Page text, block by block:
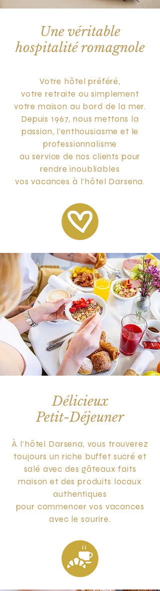
Une véritable
hospitalité romagnole
Votre hôtel préféré,
votre retraite ou simplement
votre maison au bord de la mer.
Depuis 1967, nous mettons la
passion, l'enthousiasme et le
professionnalisme
au service de nos clients pour
rendre inoubliables
vos vacances à l'hôtel Darsena.
Délicieux
Petit-Déjeuner
À l'hôtel Darsena, vous trouverez
toujours un riche buffet sucré et
salé avec des gâteaux faits
maison et des produits locaux
authentiques
pour commencer vos vacances
avec le sourire.